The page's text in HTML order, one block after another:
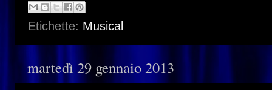
Etichette: Musical
martedì 29 gennaio 2013